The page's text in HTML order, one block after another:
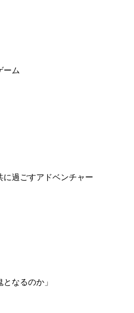
ーム
に過ごすアドベンチャー
となるのか」